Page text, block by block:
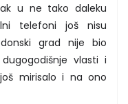
u ne tako daleku
telefoni još nisu
grad nije bio
vlasti i
mirisalo i na ono